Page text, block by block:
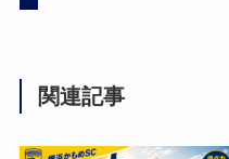
関連記事